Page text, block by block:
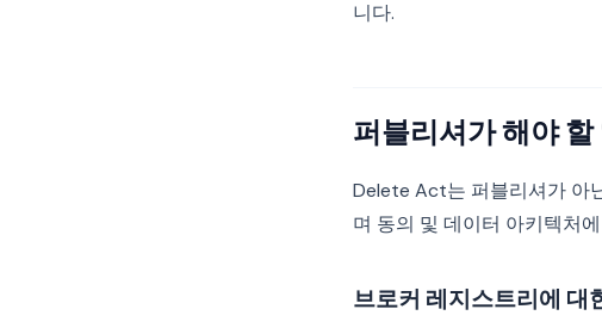
니다.
퍼블리셔가 해야 할
Delete Act는 퍼블리셔가 아
며 동의 및 데이터 아키텍처
브로커 레지스트리에 대